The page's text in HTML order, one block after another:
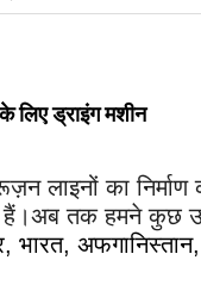
लिए ड्राइंग मशीन
लाइनों का
तक हमने कुछ
भारत,